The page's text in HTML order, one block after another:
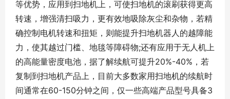
等优势，应用到扫地机上，可使扫地机的滚刷获得更高
转速，增强清扫吸力，更有效地吸除灰尘和杂物，若精
确控制电机转速和扭矩，则能提升扫地机器人的越障能
力，使其越过门槛、地毯等障碍物;还有应用于无人机上
的高能量密度电池，据了解续航可提升20%-40%，若
复制到扫地机产品上，目前大多数家用扫地机的续航时
间通常在60-150分钟之间，仅一些高端产品型号具备3